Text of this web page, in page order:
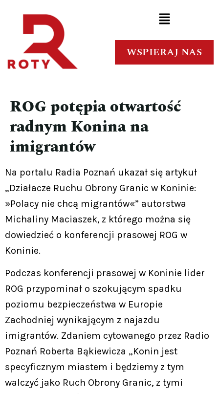
WSPIERAJ NAS
ROG potępia otwartość
radnym Konina na
imigrantów
Na portalu Radia Poznań ukazał się artykuł
„Działacze Ruchu Obrony Granic w Koninie:
»Polacy nie chcą migrantów«” autorstwa
Michaliny Maciaszek, z którego można się
dowiedzieć o konferencji prasowej ROG w
Koninie.
Podczas konferencji prasowej w Koninie lider
ROG przypominał o szokującym spadku
poziomu bezpieczeństwa w Europie
Zachodniej wynikającym z najazdu
imigrantów. Zdaniem cytowanego przez Radio
Poznań Roberta Bąkiewicza „Konin jest
specyficznym miastem i będziemy z tym
walczyć jako Ruch Obrony Granic, z tymi